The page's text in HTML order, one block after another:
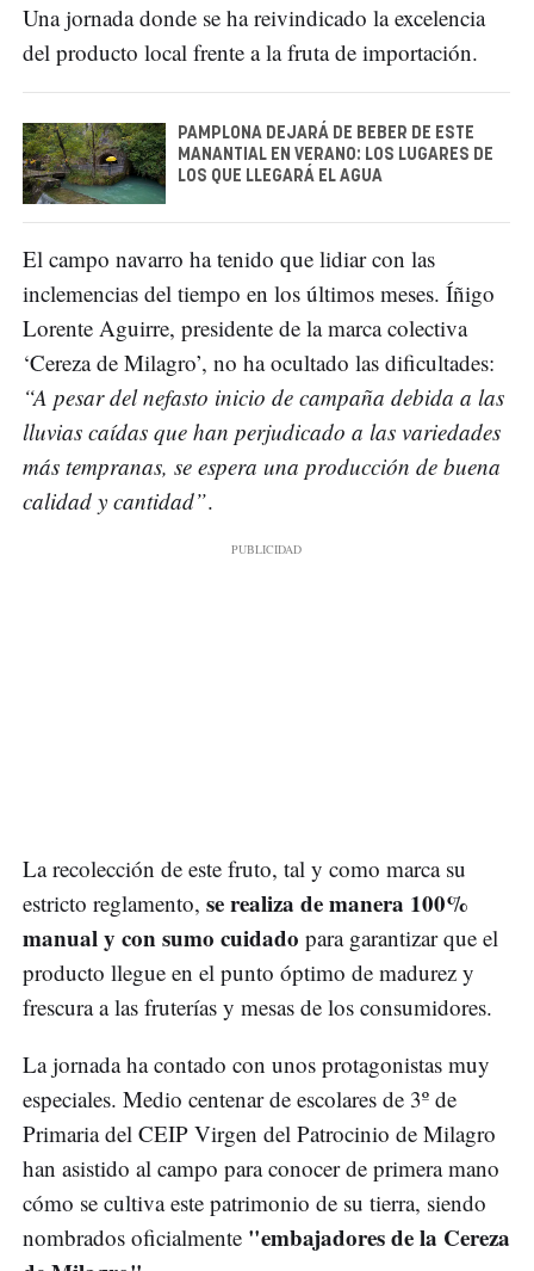
Una jornada donde se ha reivindicado la excelencia
del producto local frente a la fruta de importación.
PAMPLONA DEJARÁ DE BEBER DE ESTE
MANANTIAL EN VERANO: LOS LUGARES DE
LOS QUE LLEGARÁ EL AGUA
El campo navarro ha tenido que lidiar con las
inclemencias del tiempo en los últimos meses. Íñigo
Lorente Aguirre, presidente de la marca colectiva
‘Cereza de Milagro’, no ha ocultado las dificultades:
“A pesar del nefasto inicio de campaña debida a las
lluvias caídas que han perjudicado a las variedades
más tempranas, se espera una producción de buena
calidad y cantidad”.
La recolección de este fruto, tal y como marca su
estricto reglamento, se realiza de manera 100%
manual y con sumo cuidado para garantizar que el
producto llegue en el punto óptimo de madurez y
frescura a las fruterías y mesas de los consumidores.
La jornada ha contado con unos protagonistas muy
especiales. Medio centenar de escolares de 3º de
Primaria del CEIP Virgen del Patrocinio de Milagro
han asistido al campo para conocer de primera mano
cómo se cultiva este patrimonio de su tierra, siendo
nombrados oficialmente "embajadores de la Cereza